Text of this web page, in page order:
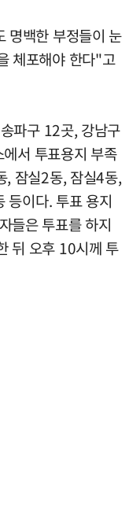
명백한 부정들이 눈
체포해야 한다"고
파구 12곳, 강남구
서 투표용지 부족
, 잠실2동, 잠실4동,
등이다. 투표 용지
들은 투표를 하지
뒤 오후 10시께 투